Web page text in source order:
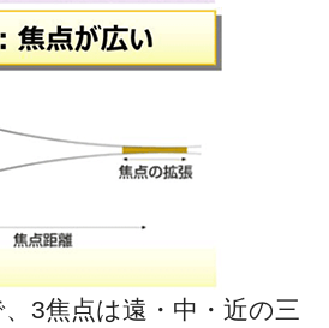
3焦点は遠・中・近の三